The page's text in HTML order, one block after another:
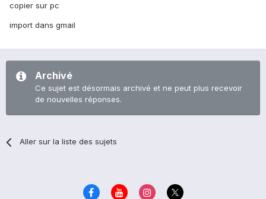
copier sur pc
import dans gmail
Archivé
Ce sujet est désormais archivé et ne peut plus recevoir
de nouvelles réponses.
Aller sur la liste des sujets